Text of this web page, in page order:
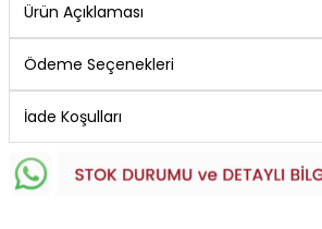
Ürün Açıklaması
Ödeme Seçenekleri
İade Koşulları